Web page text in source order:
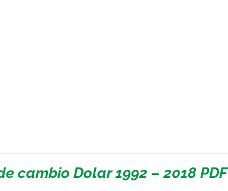
cambio Dolar 1992 – 2018 PDF